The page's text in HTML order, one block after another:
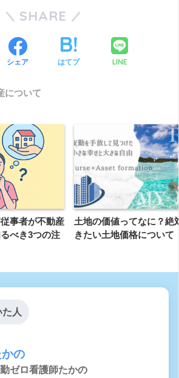
SHARE
シェア はてブ LINE
について
事者が不動産
べき3つの注
土地の価値ってなに？絶
きたい土地価格について
人
の
ゼロ看護師たかの